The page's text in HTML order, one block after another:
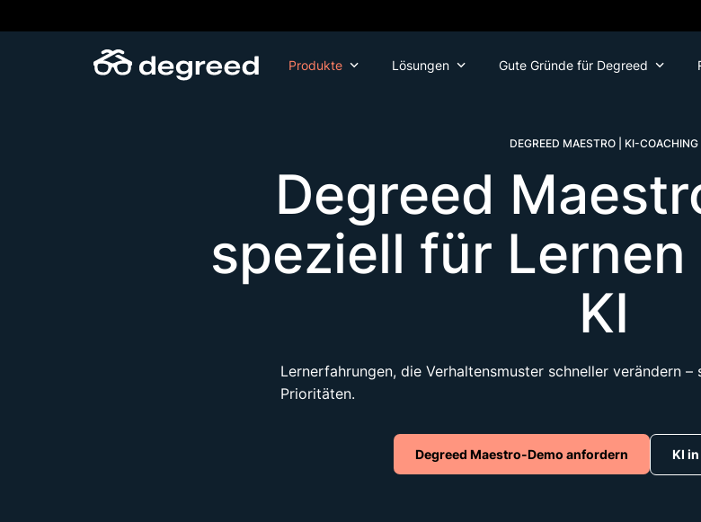
Inhalt
Produkte Lösungen Gute Gründe für Degreed
DEGREED MAESTRO | KI-COACHING
Degreed
speziell für
KI
Lernerfahrungen, die Verhaltensmuster schneller verändern
Prioritäten.
Degreed Maestro-Demo anfordern KI